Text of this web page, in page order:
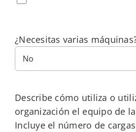
¿Necesitas varias
Describe cómo utiliza o
organización el equipo de
Incluye el número de